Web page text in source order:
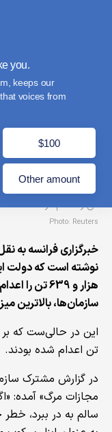
you.
keeps our
voices from
$100
Other amount
سازمان‌های
یک هزار و ۶۰۰ تن را اعدام کرده است
Photo: Reuters
خبرگزاری فرانسه به
هزار و 639
سازمان‌ها، بالاترین میزان از
تن اعدام شده بودند.
در گزارش مشترک
مجازات مرگ» آمده:
سالم به در ببرد،